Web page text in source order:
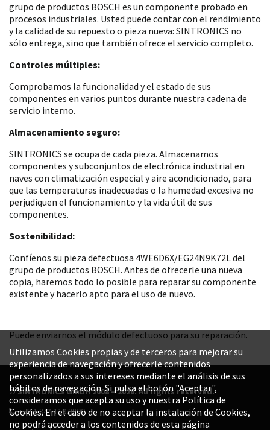
grupo de productos BOSCH es un componente probado en
procesos industriales. Usted puede contar con el rendimiento
y la calidad de su repuesto o pieza nueva: SINTRONICS no
sólo entrega, sino que también ofrece el servicio completo.
Controles múltiples:
Comprobamos la funcionalidad y el estado de sus
componentes en varios puntos durante nuestra cadena de
servicio interno.
Almacenamiento seguro:
SINTRONICS se ocupa de cada pieza. Almacenamos
componentes y subconjuntos de electrónica industrial en
naves con climatización especial y aire acondicionado, para
que las temperaturas inadecuadas o la humedad excesiva no
perjudiquen el funcionamiento y la vida útil de sus
componentes.
Sostenibilidad:
Confíenos su pieza defectuosa 4WE6D6X/EG24N9K72L del
grupo de productos BOSCH. Antes de ofrecerle una nueva
copia, haremos todo lo posible para reparar su componente
existente y hacerlo apto para el uso de nuevo.
Puede enviarnos el módulo defectuoso para su reparación.
© SINTRONICS GmbH 2008 – 2026. All rights reserved.
+52 1 844 119 8800
Utilizamos Cookies propias y de terceros para mejorar su
experiencia de navegación y ofrecerle contenidos
personalizados a sus intereses mediante el análisis de sus
hábitos de navegación. Si pulsa el botón "Aceptar",
consideramos que acepta su uso y nuestra Política de
Cookies. En el caso de no aceptar la instalación de Cookies,
no podrá acceder a los contenidos de esta página